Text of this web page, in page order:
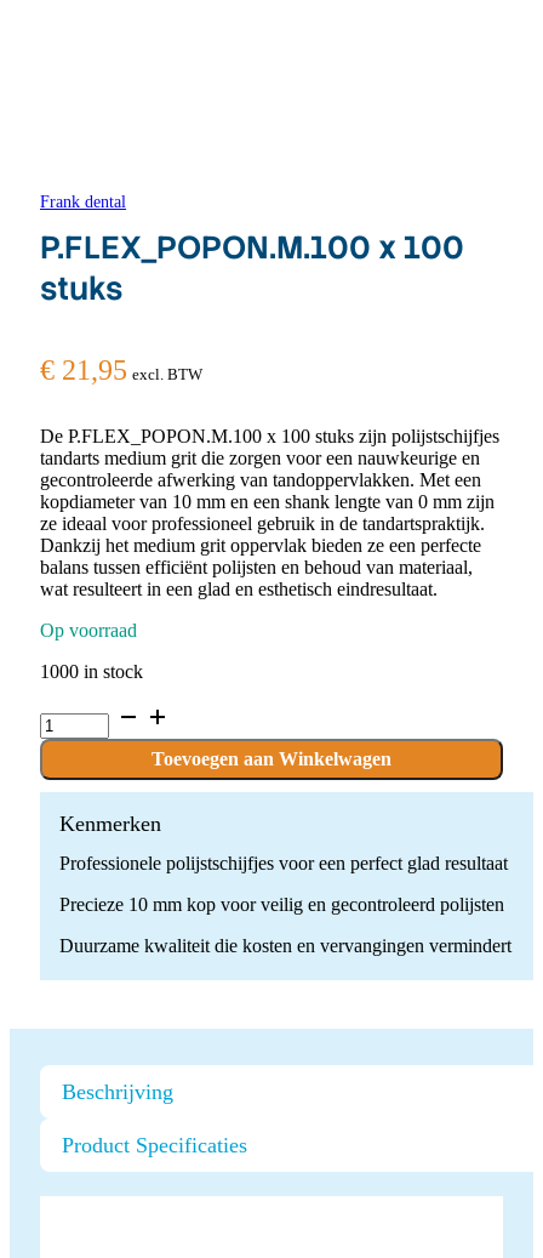
Frank dental
P.FLEX_POPON.M.100 x 100
stuks
€ 21,95 excl. BTW
De P.FLEX_POPON.M.100 x 100 stuks zijn polijstschijfjes
tandarts medium grit die zorgen voor een nauwkeurige en
gecontroleerde afwerking van tandoppervlakken. Met een
kopdiameter van 10 mm en een shank lengte van 0 mm zijn
ze ideaal voor professioneel gebruik in de tandartspraktijk.
Dankzij het medium grit oppervlak bieden ze een perfecte
balans tussen efficiënt polijsten en behoud van materiaal,
wat resulteert in een glad en esthetisch eindresultaat.
Op voorraad
1000 in stock
P.FLEX_POPON.M.100
x
stuks
quantity
Toevoegen aan Winkelwagen
Kenmerken
Professionele polijstschijfjes voor een perfect glad resultaat
Precieze 10 mm kop voor veilig en gecontroleerd polijsten
Duurzame kwaliteit die kosten en vervangingen vermindert
Beschrijving
Product Specificaties